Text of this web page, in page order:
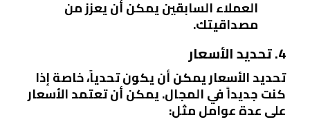
العملاء السابقين يمكن أن يعزز من
مصداقيتك.
4. تحديد الأسعار
تحديد الأسعار يمكن أن يكون تحدياً، خاصة إذا
كنت جديداً في المجال. يمكن أن تعتمد الأسعار
على عدة عوامل مثل: